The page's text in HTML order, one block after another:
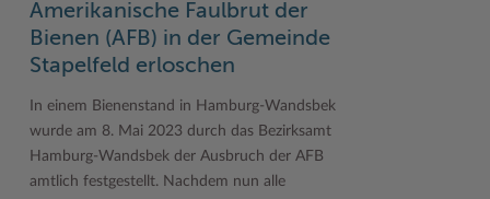
Amerikanische Faulbrut der
Bienen (AFB) in der Gemeinde
Stapelfeld erloschen
In einem Bienenstand in Hamburg-Wandsbek
wurde am 8. Mai 2023 durch das Bezirksamt
Hamburg-Wandsbek der Ausbruch der AFB
amtlich festgestellt. Nachdem nun alle